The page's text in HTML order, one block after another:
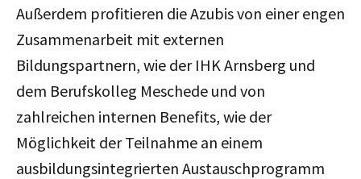
Außerdem profitieren die Azubis von einer engen
Zusammenarbeit mit externen
Bildungspartnern, wie der IHK Arnsberg und
dem Berufskolleg Meschede und von
zahlreichen internen Benefits, wie der
Möglichkeit der Teilnahme an einem
ausbildungsintegrierten Austauschprogramm